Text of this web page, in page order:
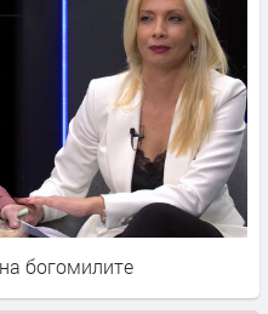
богомилите